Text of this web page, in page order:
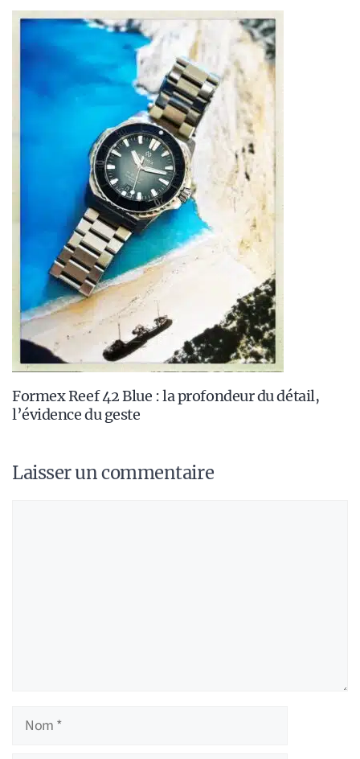
Formex Reef 42 Blue : la profondeur du détail,
l’évidence du geste
Laisser un commentaire
Nom